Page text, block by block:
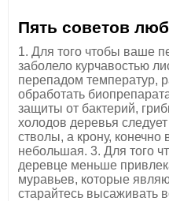
Пять советов
1. Для того чтобы ваше
заболело курчавостью
перепадом температур,
обработать
защиты от бактерий,
холодов деревья
стволы, а крону, конечно
небольшая. 3. Для того
деревце меньше
муравьев, которые
старайтесь высаживать